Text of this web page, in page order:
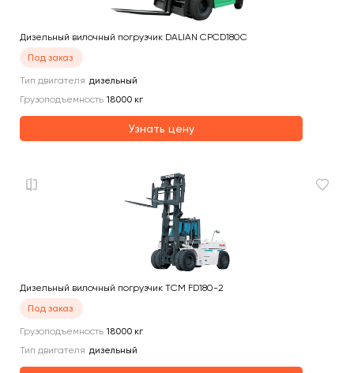
Дизельный вилочный погрузчик DALIAN CPCD180C
Под заказ
Тип двигателя дизельный
Грузоподъемность 18000 кг
Узнать цену
Дизельный вилочный погрузчик TCM FD180-2
Под заказ
Грузоподъемность 18000 кг
Тип двигателя дизельный